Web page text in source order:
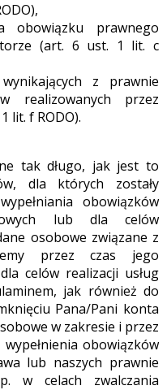
obowiązku prawnego
(art. 6 ust. 1 lit. c
z prawnie
realizowanych przez
lit. f RODO).
tak długo, jak jest to
dla których zostały
obowiązków
lub dla celów
osobowe związane z
przez czas jego
celów realizacji usług
jak również do
Pana/Pani konta
w zakresie i przez
obowiązków
lub naszych prawnie
w celach zwalczania